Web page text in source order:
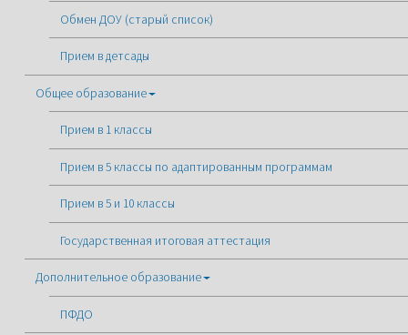
Обмен ДОУ (старый список)
Прием в детсады
Общее образование
Прием в 1 классы
Прием в 5 классы по адаптированным программам
Прием в 5 и 10 классы
Государственная итоговая аттестация
Дополнительное образование
ПФДО